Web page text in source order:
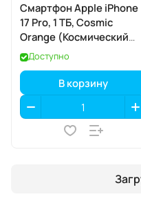
Смартфон Apple iPhone
17 Pro, 1 ТБ, Cosmic
Orange (Космический
оранжевый) SIM+eSIM
Доступно
В корзину